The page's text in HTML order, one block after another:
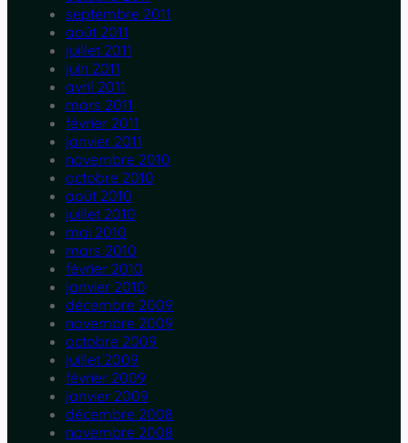
septembre 2011
août 2011
juillet 2011
juin 2011
avril 2011
mars 2011
février 2011
janvier 2011
novembre 2010
octobre 2010
août 2010
juillet 2010
mai 2010
mars 2010
février 2010
janvier 2010
décembre 2009
novembre 2009
octobre 2009
juillet 2009
février 2009
janvier 2009
décembre 2008
novembre 2008